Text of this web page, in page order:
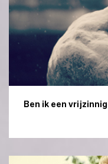
Ben ik een